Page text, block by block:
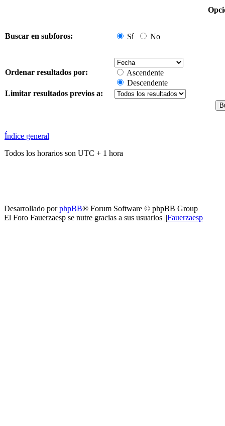
Buscar en subforos: Sí No
Ordenar resultados por:
Ascendente
Descendente
Limitar resultados previos a:
Índice general
Todos los horarios son UTC + 1 hora
Desarrollado porphpBB® Forum Software © phpBB Group
El Foro Fauerzaesp se nutre gracias a sus usuarios ||Fauerzaesp